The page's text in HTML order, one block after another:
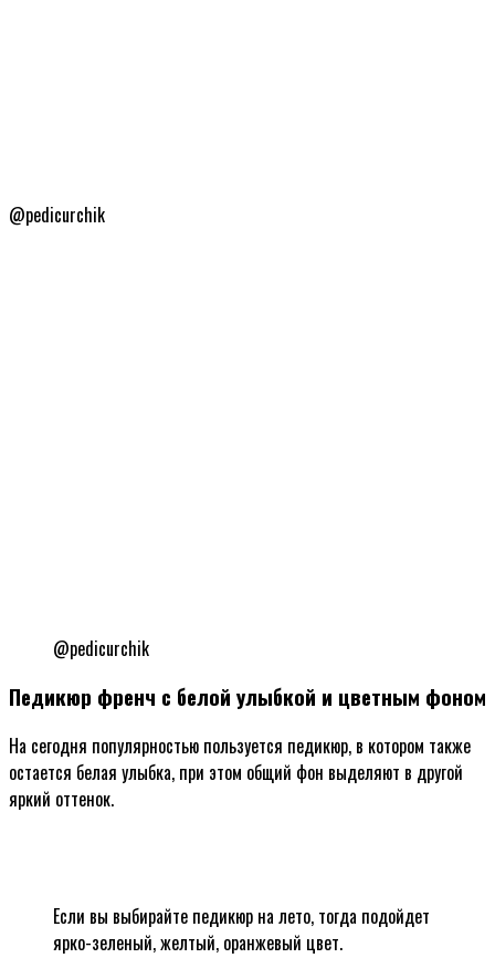
@pedicurchik
@pedicurchik
Педикюр френч с белой улыбкой и цветным фоном
На сегодня популярностью пользуется педикюр, в котором также
остается белая улыбка, при этом общий фон выделяют в другой
яркий оттенок.
Если вы выбирайте педикюр на лето, тогда подойдет
ярко-зеленый, желтый, оранжевый цвет.